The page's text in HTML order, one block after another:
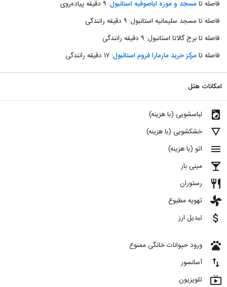
فاصله تامسجد و موزه ایاصوفیه استانبول: ۹ دقیقه پیاده‌روی
فاصله تا مسجد سلیمانیه استانبول: ۹ دقیقه رانندگی
فاصله تا برج گالاتا استانبول: ۹ دقیقه رانندگی
فاصله تامرکز خرید مارمارا فروم استانبول: ۱۷ دقیقه رانندگی
امکانات هتل
local_laundry_service لباسشویی (با هزینه)
details خشکشویی (با هزینه)
menu اتو (با هزینه)
local_bar مینی بار
restaurant رستوران
toys تهویه مطبوع
attach_money تبدیل ارز
pets ورود حیوانات خانگی ممنوع
import_export آسانسور
live_tv تلویزیون